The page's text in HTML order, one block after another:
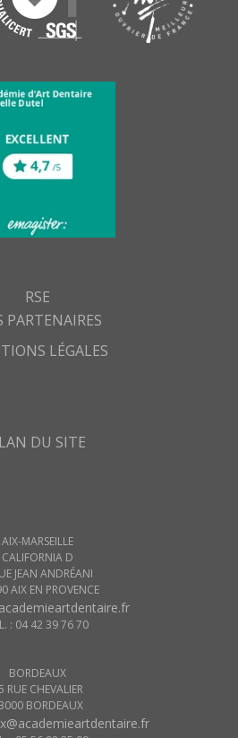
RSE
PARTENAIRES
LÉGALES
DU SITE
AIX-MARSEILLE
CALIFORNIA D
JEAN ANDRÉANI
AIX EN PROVENCE
: 04 42 39 76 70
BORDEAUX
RUE CHEVALIER
BORDEAUX